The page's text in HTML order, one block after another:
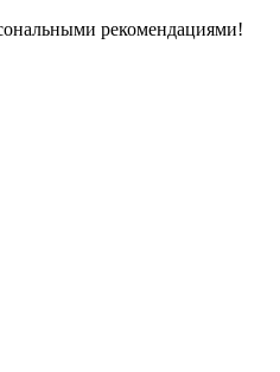
рекомендациями!